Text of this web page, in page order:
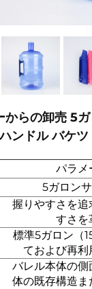
からの卸売 5
ンドル バケツ
パラメ
5ガロン
握りやすさを
すさを
標準5ガロン（
ておよび再利
バレル本体の
体の既存構造